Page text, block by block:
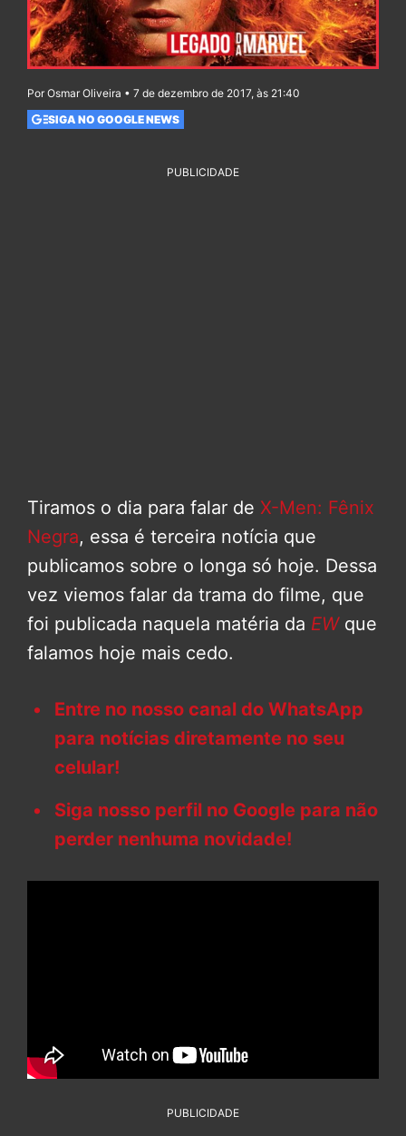
Por Osmar Oliveira • 7 de dezembro de 2017, às 21:40
SIGA NO GOOGLE NEWS
PUBLICIDADE
Tiramos o dia para falar de X-Men: Fênix
Negra, essa é terceira notícia que
publicamos sobre o longa só hoje. Dessa
vez viemos falar da trama do filme, que
foi publicada naquela matéria da EW que
falamos hoje mais cedo.
Entre no nosso canal do WhatsApp
para notícias diretamente no seu
celular!
Siga nosso perfil no Google para não
perder nenhuma novidade!
PUBLICIDADE